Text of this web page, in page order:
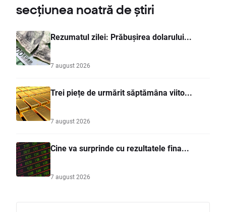
secțiunea noatră de știri
Rezumatul zilei: Prăbușirea dolarului...
7 august 2026
Trei piețe de urmărit săptămâna viito...
7 august 2026
Cine va surprinde cu rezultatele fina...
7 august 2026